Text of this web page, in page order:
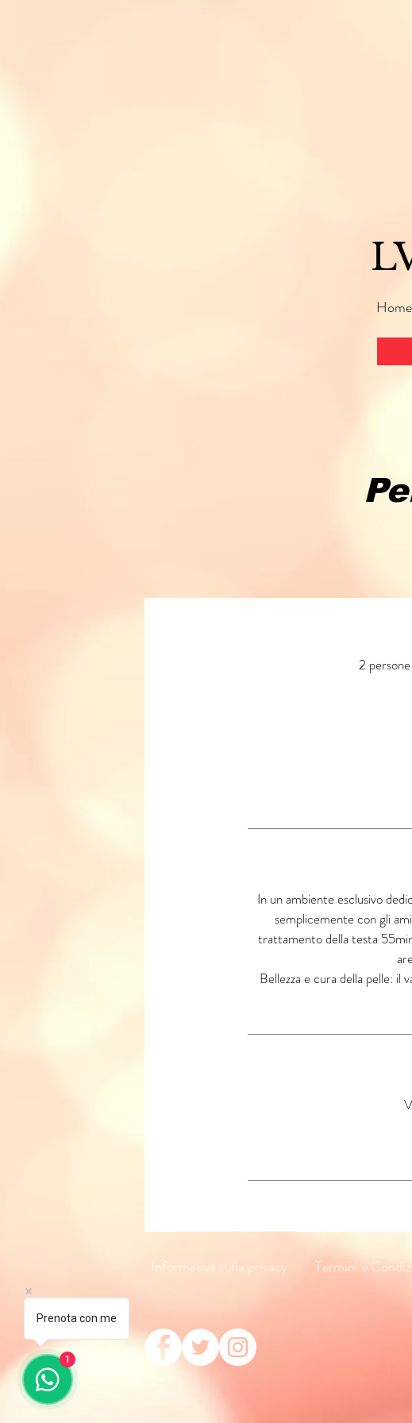
Home
2
In un ambiente esclusivo
semplicemente con gli
trattamento della testa
Bellezza e cura della pelle: il
Informativa sulla privacy Termini e
Prenota con me
1